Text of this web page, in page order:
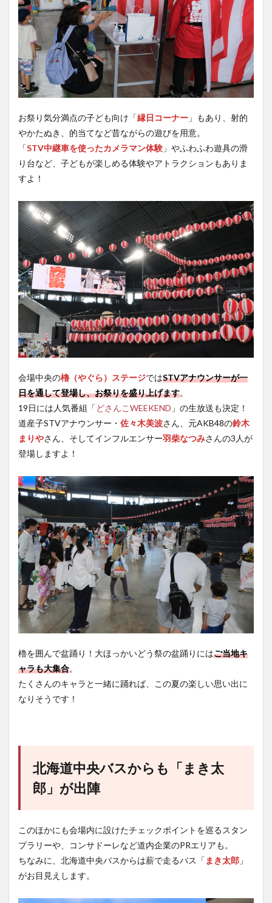
お祭り気分満点の子ども向け「縁日コーナー 」もあり、射的
やかたぬき、的当てなど昔ながらの遊びを用意。
「STV中継車を使ったカメラマン体験 」やふわふわ遊具の滑
り台など、子どもが楽しめる体験やアトラクションもありま
すよ！
会場中央の櫓（やぐら）ステージではSTVアナウンサーが一
日を通して登場し、お祭りを盛り上げます。
19日には人気番組「どさんこWEEKEND 」の生放送も決定！
道産子STVアナウンサー・ 佐々木美波さん、元AKB48の鈴木
まりやさん、そしてインフルエンサー羽柴なつみさんの3人が
登場しますよ！
櫓を囲んで盆踊り！大ほっかいどう祭の盆踊りにはご当地キ
ャラも大集合。
たくさんのキャラと一緒に踊れば、この夏の楽しい思い出に
なりそうです！
北海道中央バスからも「まき太
郎」が出陣
このほかにも会場内に設けたチェックポイントを巡るスタン
プラリーや、コンサドーレなど道内企業のPRエリアも。
ちなみに、北海道中央バスからは薪で走るバス「 まき太郎 」
がお目見えします。